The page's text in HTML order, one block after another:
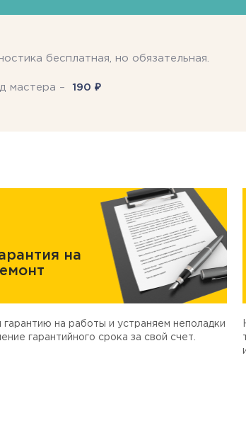
бесплатная, но обязательная.
мастера – 190 ₽
на
гарантию на работы и устраняем неполадки
гарантийного срока за свой счет.